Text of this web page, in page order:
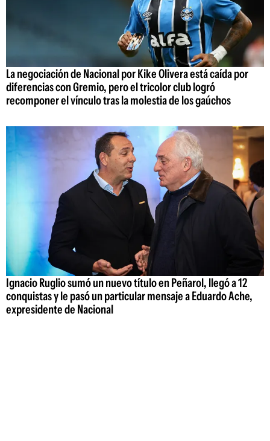
La negociación de Nacional por Kike Olivera está caída por
diferencias con Gremio, pero el tricolor club logró
recomponer el vínculo tras la molestia de los gaúchos
Ignacio Ruglio sumó un nuevo título en Peñarol, llegó a 12
conquistas y le pasó un particular mensaje a Eduardo Ache,
expresidente de Nacional